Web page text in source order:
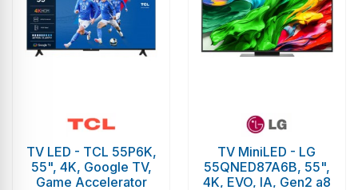
TV LED - TCL 55P6K,
55", 4K, Google TV,
Game Accelerator
TV MiniLED - LG
55QNED87A6B, 55",
4K, EVO, IA, Gen2 a8